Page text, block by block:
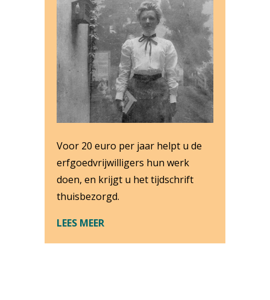
Voor 20 euro per jaar helpt u de
erfgoedvrijwilligers hun werk
doen, en krijgt u het tijdschrift
thuisbezorgd.
LEES MEER